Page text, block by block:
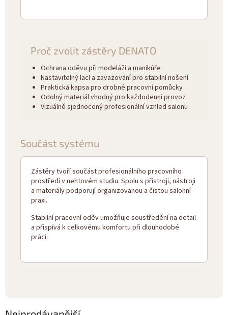
Proč zvolit zástěry DENATO
Ochrana oděvu při modeláži a manikúře
Nastavitelný lacl a zavazování pro stabilní nošení
Praktická kapsa pro drobné pracovní pomůcky
Odolný materiál vhodný pro každodenní provoz
Vizuálně sjednocený profesionální vzhled salonu
Součást systému
Zástěry tvoří součást profesionálního pracovního
prostředí v nehtovém studiu. Spolu s přístroji, nástroji
a materiály podporují organizovanou a čistou salonní
praxi.
Stabilní pracovní oděv umožňuje soustředění na detail
a přispívá k celkovému komfortu při dlouhodobé
práci.